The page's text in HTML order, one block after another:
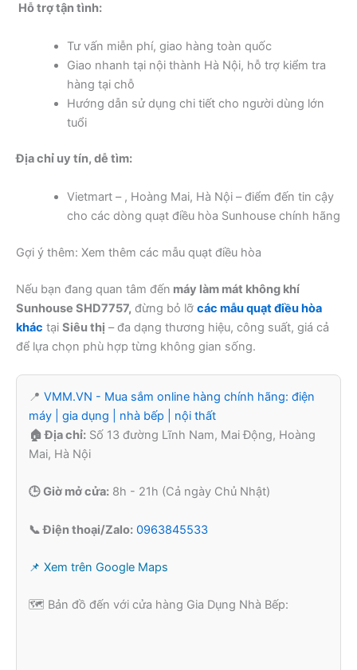
️ Hỗ trợ tận tình:
Tư vấn miễn phí, giao hàng toàn quốc
Giao nhanh tại nội thành Hà Nội, hỗ trợ kiểm tra
hàng tại chỗ
Hướng dẫn sử dụng chi tiết cho người dùng lớn
tuổi
Địa chỉ uy tín, dễ tìm:
Vietmart – , Hoàng Mai, Hà Nội – điểm đến tin cậy
cho các dòng quạt điều hòa Sunhouse chính hãng
Gợi ý thêm: Xem thêm các mẫu quạt điều hòa
Nếu bạn đang quan tâm đến máy làm mát không khí
Sunhouse SHD7757, đừng bỏ lỡ các mẫu quạt điều hòa
khác tại Siêu thị – đa dạng thương hiệu, công suất, giá cả
để lựa chọn phù hợp từng không gian sống.
📍 VMM.VN - Mua sắm online hàng chính hãng: điện
máy | gia dụng | nhà bếp | nội thất
🏠 Địa chỉ: Số 13 đường Lĩnh Nam, Mai Động, Hoàng
Mai, Hà Nội
🕒 Giờ mở cửa: 8h - 21h (Cả ngày Chủ Nhật)
📞 Điện thoại/Zalo: 0963845533
📌 Xem trên Google Maps
🗺️ Bản đồ đến với cửa hàng Gia Dụng Nhà Bếp: